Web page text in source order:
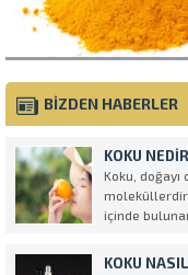
BİZDEN HABERLER
KOKU
Koku,
içinde
alma
KOKU